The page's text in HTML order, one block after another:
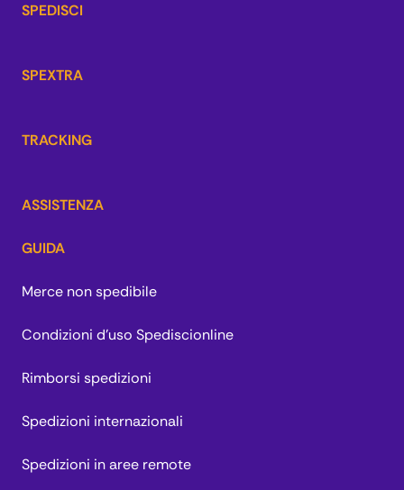
SPEDISCI
SPEXTRA
TRACKING
ASSISTENZA
GUIDA
Merce non spedibile
Condizioni d'uso Spediscionline
Rimborsi spedizioni
Spedizioni internazionali
Spedizioni in aree remote